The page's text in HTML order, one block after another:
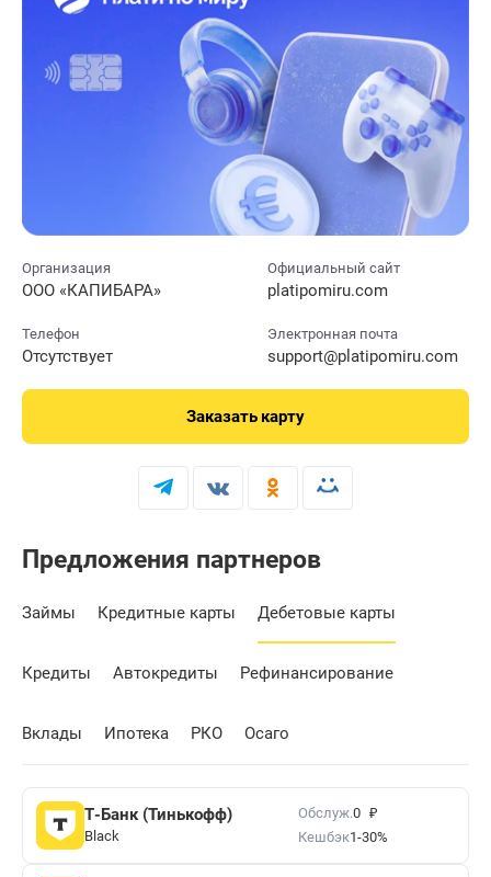
Организация
ООО «КАПИБАРА»
Официальный сайт
platipomiru.com
Телефон
Отсутствует
Электронная почта
support@platipomiru.com
Заказать карту
Предложения партнеров
Займы Кредитные карты Дебетовые карты
Кредиты Автокредиты Рефинансирование
Вклады Ипотека РКО Осаго
Т-Банк (Тинькофф)
Black
Обслуж.0 ₽
Кешбэк1-30%